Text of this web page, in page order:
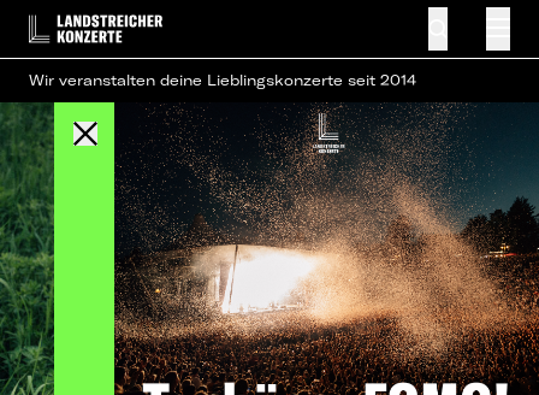
Wir veranstalten deine Lieblingskonzerte seit 2014